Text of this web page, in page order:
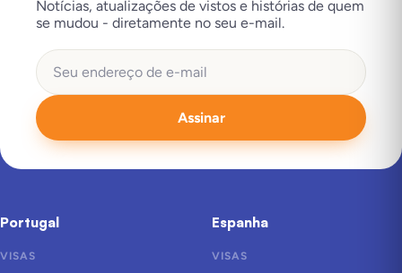
Notícias, atualizações de vistos e histórias de quem
se mudou - diretamente no seu e-mail.
Assinar
Portugal
VISAS
Espanha
VISAS